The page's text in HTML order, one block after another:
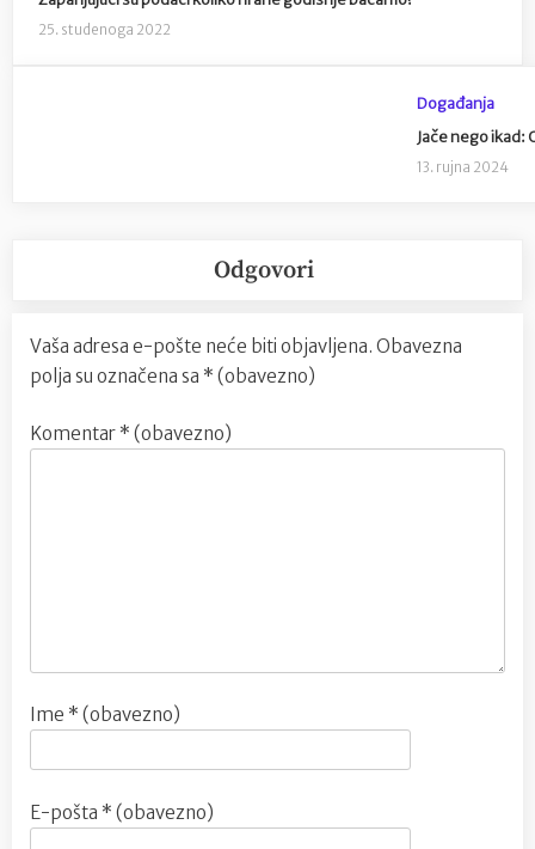
25. studenoga 2022
Događanja
Jače nego ikad:
13. rujna 2024
Odgovori
Vaša adresa e-pošte neće biti objavljena. Obavezna
polja su označena sa * (obavezno)
Komentar * (obavezno)
Ime * (obavezno)
E-pošta * (obavezno)